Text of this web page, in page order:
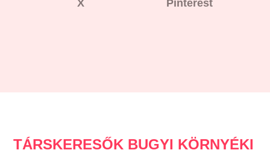
X Pinterest
TÁRSKERESŐK BUGYI KÖRNYÉKI